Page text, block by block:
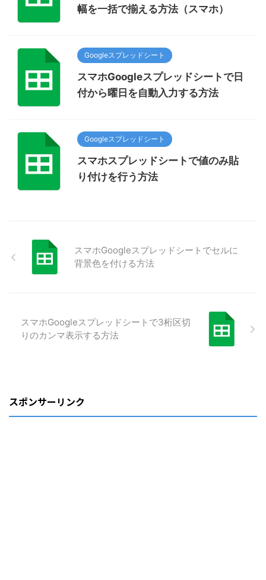
幅を一括で揃える方法（スマホ）
Googleスプレッドシート
スマホGoogleスプレッドシートで日
付から曜日を自動入力する方法
Googleスプレッドシート
スマホスプレッドシートで値のみ貼
り付けを行う方法
スマホGoogleスプレッドシートでセルに
背景色を付ける方法
スマホGoogleスプレッドシートで3桁区切
りのカンマ表示する方法
スポンサーリンク